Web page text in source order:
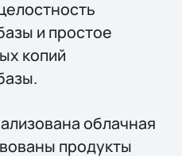
и простое
копий
облачная
продукты